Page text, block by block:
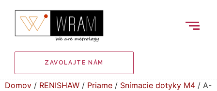
ZAVOLAJTE NÁM
Domov / RENISHAW / Priame / Snímacie dotyky M4 / A-